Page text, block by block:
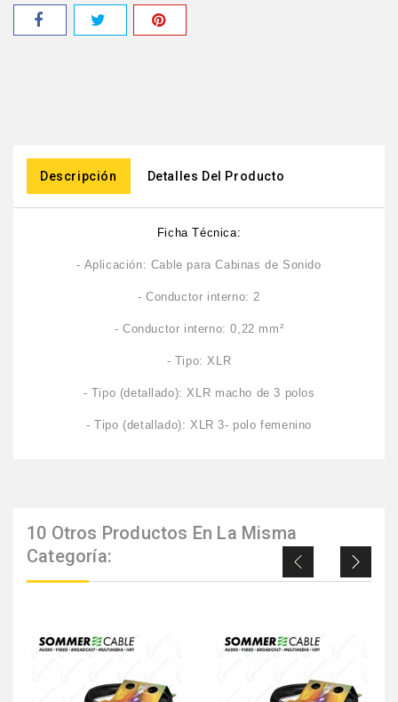
Descripción Detalles Del Producto
Ficha Técnica:
- Aplicación: Cable para Cabinas de Sonido
- Conductor interno: 2
- Conductor interno: 0,22 mm²
- Tipo: XLR
- Tipo (detallado): XLR macho de 3 polos
- Tipo (detallado): XLR 3- polo femenino
10 Otros Productos En La Misma
Categoría: